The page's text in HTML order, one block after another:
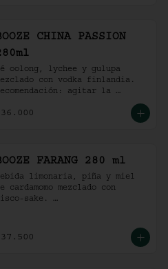
CHINA PASSION
oolong, lychee y gulupa
con vodka finlandia.
agitar la
hielo al gusto.
FARANG 280 ml
limonaria, piña y miel
cardamomo mezclado con
sake.
hielo al gusto.